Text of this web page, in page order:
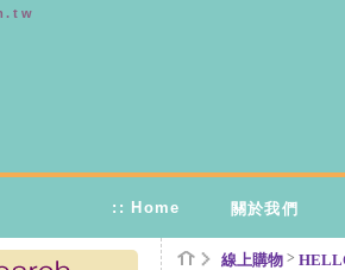
:: Home 關於我們
線上購物 >